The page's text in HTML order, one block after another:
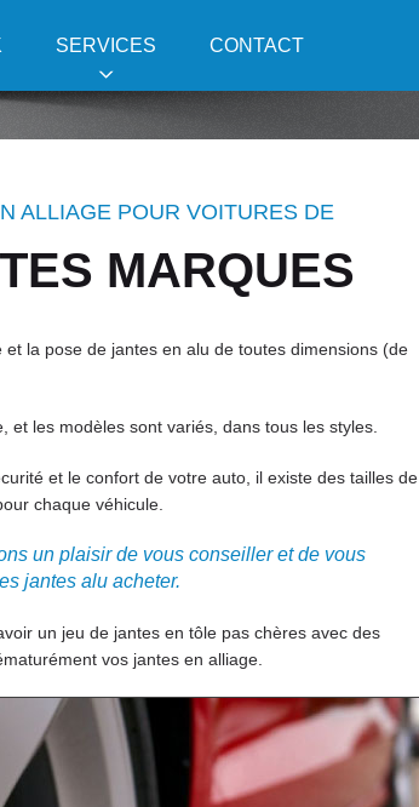
SERVICES CONTACT
ALLIAGE POUR VOITURES DE
MARQUES
la pose de jantes en alu de toutes dimensions (de
et les modèles sont variés, dans tous les styles.
et le confort de votre auto, il existe des tailles de
chaque véhicule.
un plaisir de vous conseiller et de vous
jantes alu acheter.
un jeu de jantes en tôle pas chères avec des
vos jantes en alliage.